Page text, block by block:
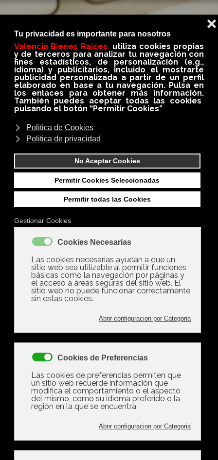
BLOG
En nuestro BLOG conseguirás siempre información
importante, util e interesante del medio
inmobiliario
Hipotecas (1)
Subcategorías
Euribor (0)
Euribor
Ver artículos...